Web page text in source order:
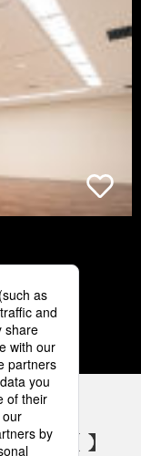
5
カウント